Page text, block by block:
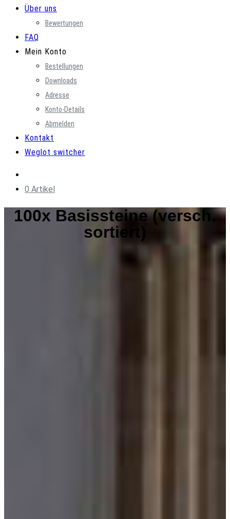
Über uns
Bewertungen
FAQ
Mein Konto
Bestellungen
Downloads
Adresse
Konto-Details
Abmelden
Kontakt
Weglot switcher
0 Artikel
100x Basissteine (versch.
sortiert)